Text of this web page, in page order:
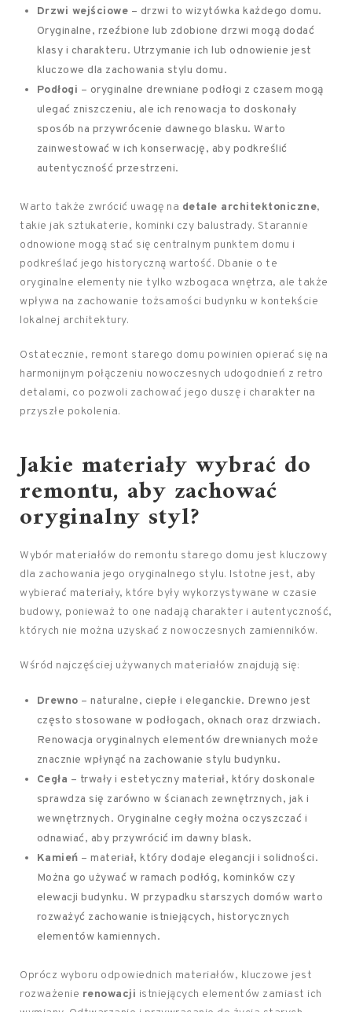
Drzwi wejściowe – drzwi to wizytówka każdego domu.
Oryginalne, rzeźbione lub zdobione drzwi mogą dodać
klasy i charakteru. Utrzymanie ich lub odnowienie jest
kluczowe dla zachowania stylu domu.
Podłogi – oryginalne drewniane podłogi z czasem mogą
ulegać zniszczeniu, ale ich renowacja to doskonały
sposób na przywrócenie dawnego blasku. Warto
zainwestować w ich konserwację, aby podkreślić
autentyczność przestrzeni.
Warto także zwrócić uwagę na detale architektoniczne,
takie jak sztukaterie, kominki czy balustrady. Starannie
odnowione mogą stać się centralnym punktem domu i
podkreślać jego historyczną wartość. Dbanie o te
oryginalne elementy nie tylko wzbogaca wnętrza, ale także
wpływa na zachowanie tożsamości budynku w kontekście
lokalnej architektury.
Ostatecznie, remont starego domu powinien opierać się na
harmonijnym połączeniu nowoczesnych udogodnień z retro
detalami, co pozwoli zachować jego duszę i charakter na
przyszłe pokolenia.
Jakie materiały wybrać do
remontu, aby zachować
oryginalny styl?
Wybór materiałów do remontu starego domu jest kluczowy
dla zachowania jego oryginalnego stylu. Istotne jest, aby
wybierać materiały, które były wykorzystywane w czasie
budowy, ponieważ to one nadają charakter i autentyczność,
których nie można uzyskać z nowoczesnych zamienników.
Wśród najczęściej używanych materiałów znajdują się:
Drewno – naturalne, ciepłe i eleganckie. Drewno jest
często stosowane w podłogach, oknach oraz drzwiach.
Renowacja oryginalnych elementów drewnianych może
znacznie wpłynąć na zachowanie stylu budynku.
Cegła – trwały i estetyczny materiał, który doskonale
sprawdza się zarówno w ścianach zewnętrznych, jak i
wewnętrznych. Oryginalne cegły można oczyszczać i
odnawiać, aby przywrócić im dawny blask.
Kamień – materiał, który dodaje elegancji i solidności.
Można go używać w ramach podłóg, kominków czy
elewacji budynku. W przypadku starszych domów warto
rozważyć zachowanie istniejących, historycznych
elementów kamiennych.
Oprócz wyboru odpowiednich materiałów, kluczowe jest
rozważenie renowacji istniejących elementów zamiast ich